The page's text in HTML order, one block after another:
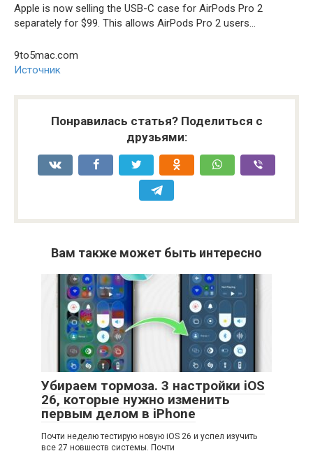
Apple is now selling the USB-C case for AirPods Pro 2
separately for $99. This allows AirPods Pro 2 users…
9to5mac.com
Источник
Понравилась статья? Поделиться с
друзьями:
Вам также может быть интересно
Убираем тормоза. 3 настройки iOS
26, которые нужно изменить
первым делом в iPhone
Почти неделю тестирую новую iOS 26 и успел изучить
все 27 новшеств системы. Почти